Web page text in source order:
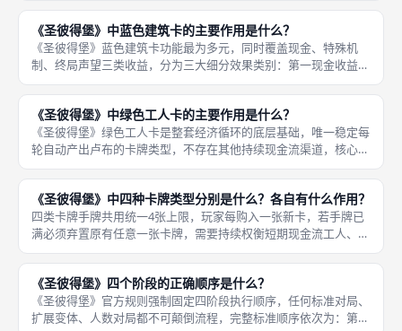
升级贵族单卡可达10分以上，单张高阶贵族分值远超多张建筑、卢
布折
《圣彼得堡》中蓝色建筑卡的主要作用是什么？
《圣彼得堡》蓝色建筑卡功能最为多元，同时覆盖现金、特殊机
制、终局声望三类收益，分为三大细分效果类别：第一现金收益
类，分为购入时一次性发放卢布、每轮工人阶段额外叠加长效卢布
两种，一次性现金可快速填补本轮竞拍资金缺口，长效建筑辅助工
人扩大每轮现
《圣彼得堡》中绿色工人卡的主要作用是什么？
《圣彼得堡》绿色工人卡是整套经济循环的底层基础，唯一稳定每
轮自动产出卢布的卡牌类型，不存在其他持续现金流渠道，核心作
用分为两层：第一基础现金产出，每一轮第一个阶段工人收入结算
时，玩家手中每一张绿色工人卡，按照卡牌印刷数值自动增加对应
卢布至个
《圣彼得堡》中四种卡牌类型分别是什么？各自有什么作用？
四类卡牌手牌共用统一4张上限，玩家每购入一张新卡，若手牌已
满必须弃置原有任意一张卡牌，需要持续权衡短期现金流工人、长
效建筑、终局贵族三者的取舍；升级卡仅作为改造机制，不属于可
直接竞拍获取的独立手牌类型，仅能改造已有三类基础手牌。《圣
彼得堡》
《圣彼得堡》四个阶段的正确顺序是什么？
《圣彼得堡》官方规则强制固定四阶段执行顺序，任何标准对局、
扩展变体、人数对局都不可颠倒流程，完整标准顺序依次为：第一